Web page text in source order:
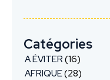
Catégories
A ÉVITER (16)
AFRIQUE(28)